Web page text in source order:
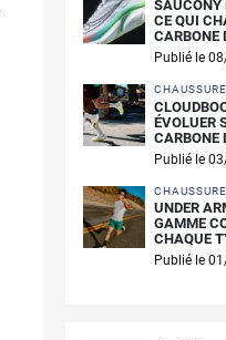
SAUCONY
CE QUI
CARBONE
Publié le
ÉVOLUER
CARBONE
Publié le
UNDER
GAMME
CHAQUE
Publié le